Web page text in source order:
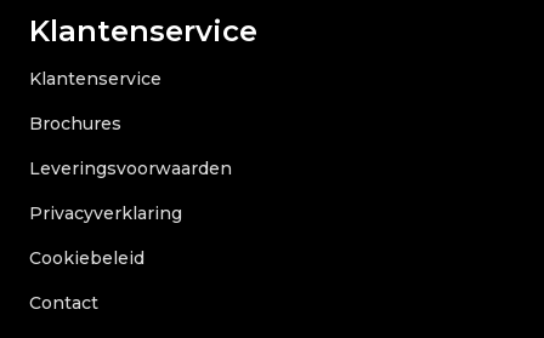
Klantenservice
Klantenservice
Brochures
Leveringsvoorwaarden
Privacyverklaring
Cookiebeleid
Contact